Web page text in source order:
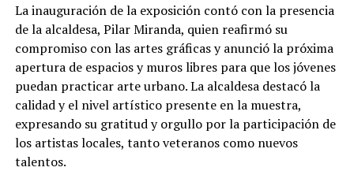
La inauguración de la exposición contó con la presencia
de la alcaldesa, Pilar Miranda, quien reafirmó su
compromiso con las artes gráficas y anunció la próxima
apertura de espacios y muros libres para que los jóvenes
puedan practicar arte urbano. La alcaldesa destacó la
calidad y el nivel artístico presente en la muestra,
expresando su gratitud y orgullo por la participación de
los artistas locales, tanto veteranos como nuevos
talentos.